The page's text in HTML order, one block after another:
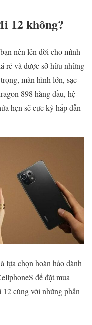
12 không?
nên lên đời cho mình
rẻ và được sở hữu những
màn hình lớn, sạc
898 hàng đầu, hệ
hẹn sẽ cực kỳ hấp dẫn
lựa chọn hoàn hảo dành
để đặt mua
cùng với những phần